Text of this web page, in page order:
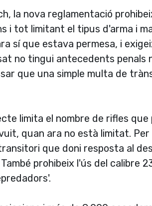
la nova reglamentació
i tot limitant el tipus d'arma i
sí­ que estava permesa, i
no tingui antecedents penals
que una simple multa de
limita el nombre de rifles
quan ara no està limitat.
que doni resposta al
prohibeix l'ús del calibre